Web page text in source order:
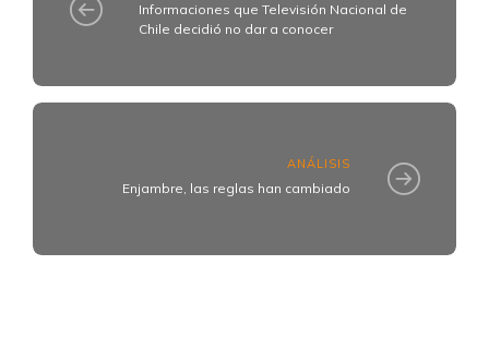
Informaciones que Televisión Nacional de
Chile decidió no dar a conocer
ANÁLISIS
Enjambre, las reglas han cambiado